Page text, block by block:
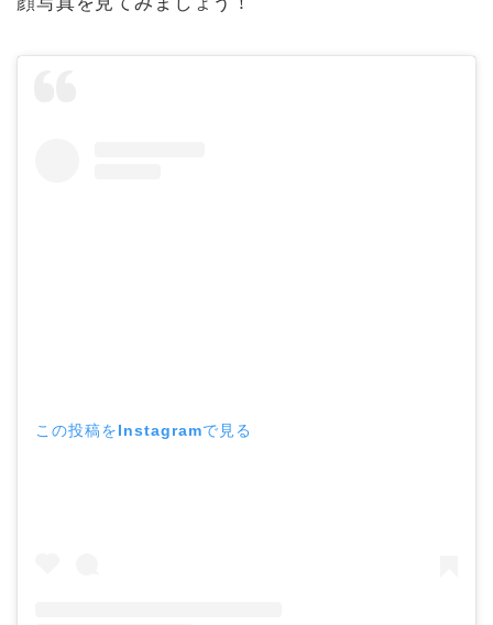
この投稿をInstagramで見る